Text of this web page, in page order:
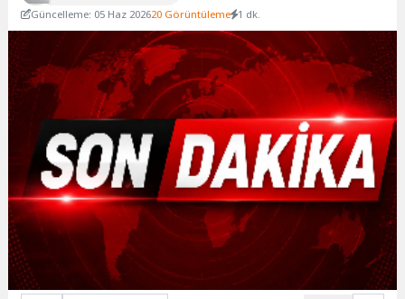
Güncelleme: 05 Haz 202620 Görüntüleme 1 dk.